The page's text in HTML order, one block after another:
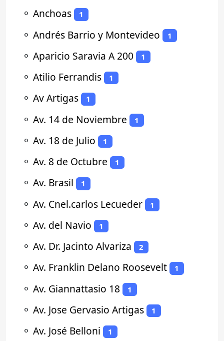
⚬ Anchoas 1
⚬ Andrés Barrio y Montevideo 1
⚬ Aparicio Saravia A 200 1
⚬ Atilio Ferrandis 1
⚬ Av Artigas 1
⚬ Av. 14 de Noviembre 1
⚬ Av. 18 de Julio 1
⚬ Av. 8 de Octubre 1
⚬ Av. Brasil 1
⚬ Av. Cnel.carlos Lecueder 1
⚬ Av. del Navio 1
⚬ Av. Dr. Jacinto Alvariza 2
⚬ Av. Franklin Delano Roosevelt 1
⚬ Av. Giannattasio 18 1
⚬ Av. Jose Gervasio Artigas 1
⚬ Av. José Belloni 1